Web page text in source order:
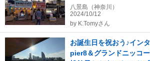
八景島（神奈川）
2024/10/12
by K.Tomyさん
お誕生日を祝おう♪イン
pier8＆グランドニッコ